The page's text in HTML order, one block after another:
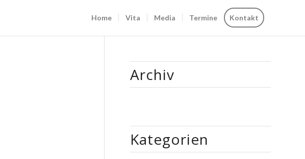
Home Vita Media Termine Kontakt
Archiv
Kategorien